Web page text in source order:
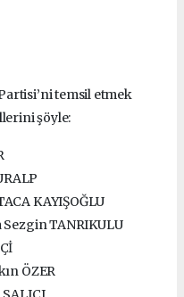
temsil etmek
şöyle:
KAYIŞOĞLU
TANRIKULU
ÖZER